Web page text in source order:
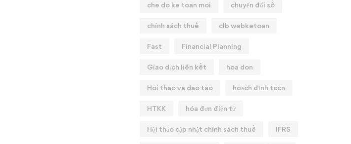
che do ke toan moi chuyển đổi số
chính sách thuế clb webketoan
Fast Financial Planning
Giao dịch liên kết hoa don
Hoi thao va dao tao hoạch định tccn
HTKK hóa đơn điện tử
Hội thảo cập nhật chính sách thuế IFRS